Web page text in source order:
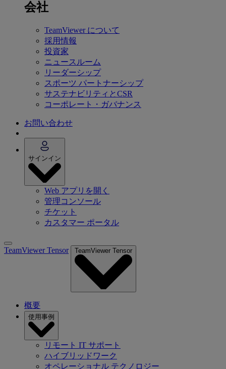
会社
TeamViewer について
採用情報
投資家
ニュースルーム
リーダーシップ
スポーツ パートナーシップ
サステナビリティとCSR
コーポレート・ガバナンス
お問い合わせ
サインイン
Web アプリを開く
管理コンソール
チケット
カスタマー ポータル
TeamViewer Tensor TeamViewer Tensor
概要
使用事例
リモート IT サポート
ハイブリッドワーク
オペレーショナル テクノロジー